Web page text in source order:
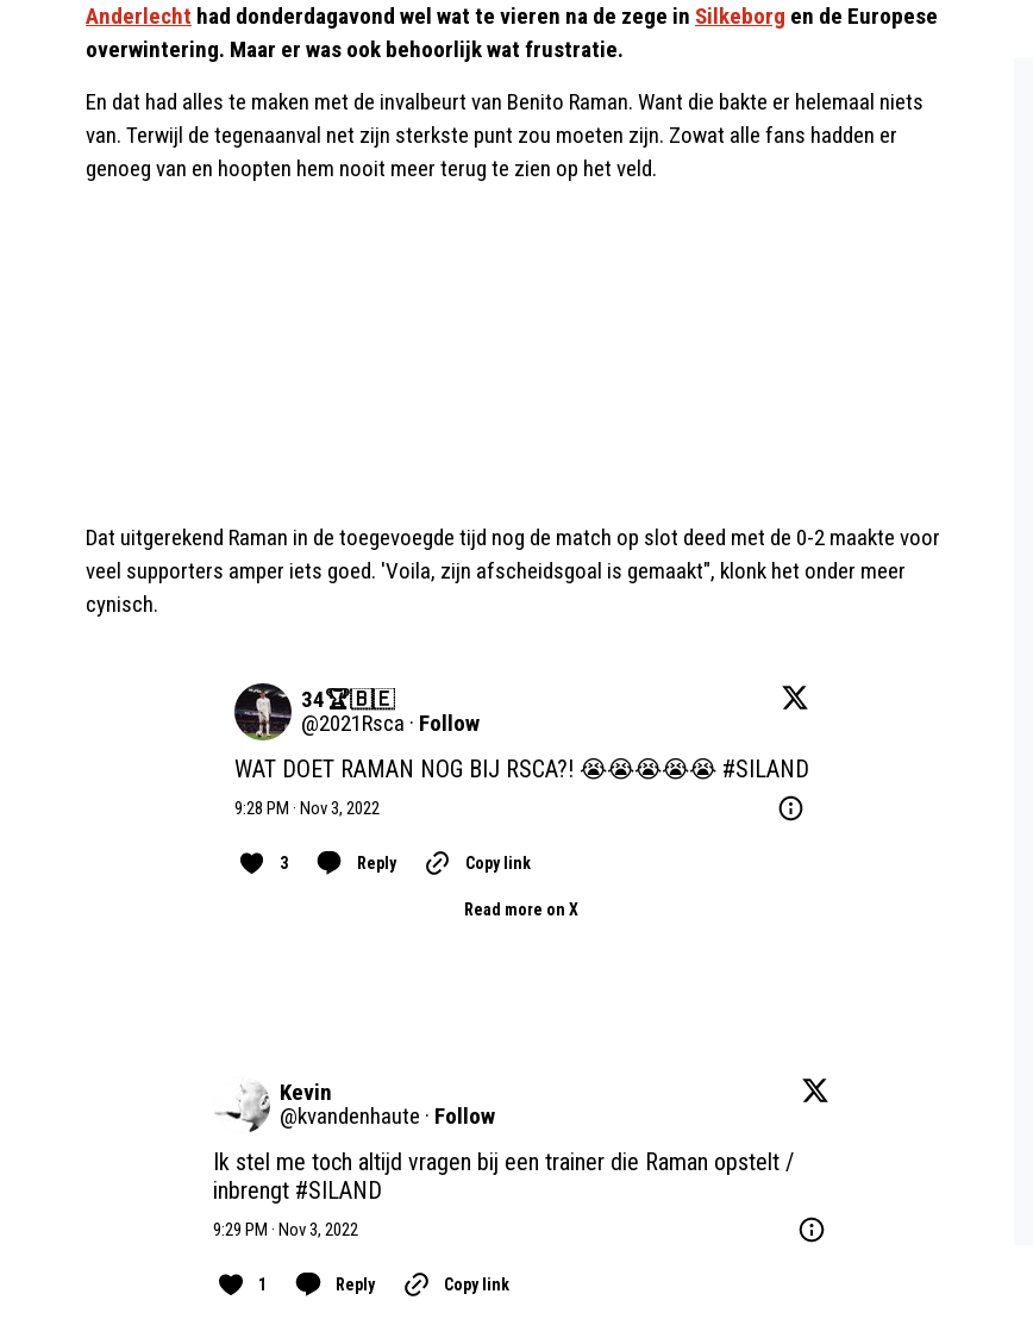
Anderlecht had donderdagavond wel wat te vieren na de zege in Silkeborg en de Europese
overwintering. Maar er was ook behoorlijk wat frustratie.
En dat had alles te maken met de invalbeurt van Benito Raman. Want die bakte er helemaal niets
van. Terwijl de tegenaanval net zijn sterkste punt zou moeten zijn. Zowat alle fans hadden er
genoeg van en hoopten hem nooit meer terug te zien op het veld.
Dat uitgerekend Raman in de toegevoegde tijd nog de match op slot deed met de 0-2 maakte voor
veel supporters amper iets goed. 'Voila, zijn afscheidsgoal is gemaakt", klonk het onder meer
cynisch.
34🏆🇧🇪
@2021Rsca · Follow
WAT DOET RAMAN NOG BIJ RSCA?! 😭😭😭😭😭 #SILAND
9:28 PM · Nov 3, 2022
3 Reply Copy link
Read more on X
Kevin
@kvandenhaute · Follow
Ik stel me toch altijd vragen bij een trainer die Raman opstelt /
inbrengt #SILAND
9:29 PM · Nov 3, 2022
1 Reply Copy link